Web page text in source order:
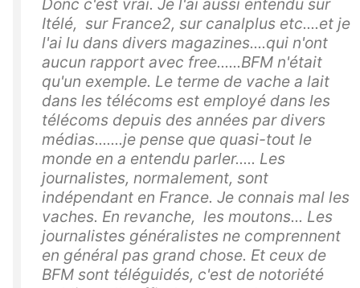
Donc c'est vrai. Je l'ai aussi entendu sur
Itélé, sur France2, sur canalplus etc....et je
l'ai lu dans divers magazines....qui n'ont
aucun rapport avec free......BFM n'était
qu'un exemple. Le terme de vache a lait
dans les télécoms est employé dans les
télécoms depuis des années par divers
médias.......je pense que quasi-tout le
monde en a entendu parler..... Les
journalistes, normalement, sont
indépendant en France. Je connais mal les
vaches. En revanche, les moutons... Les
journalistes généralistes ne comprennent
en général pas grand chose. Et ceux de
BFM sont téléguidés, c'est de notoriété